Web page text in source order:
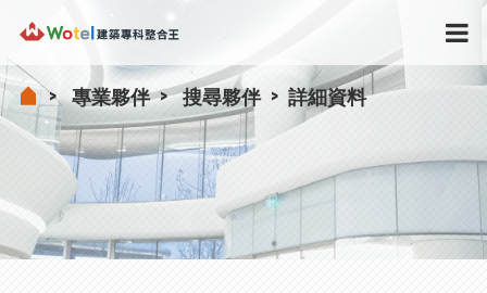
專業夥伴 搜尋夥伴 詳細資料